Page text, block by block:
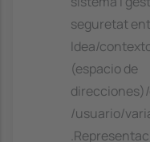
seguretat
Idea/
(espacio de
/usuario/